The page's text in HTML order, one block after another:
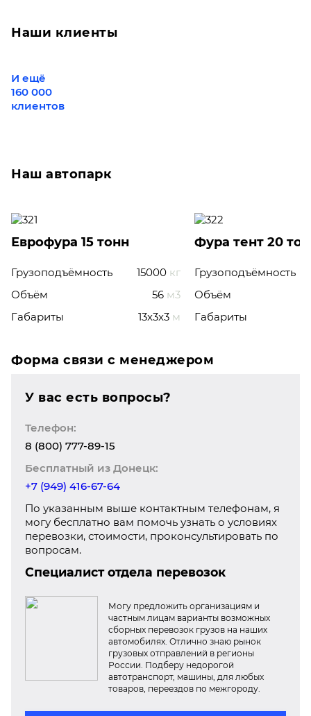
Наши клиенты
И ещё
160 000
клиентов
Наш автопарк
Еврофура 15 тонн
Грузоподъёмность 15000 кг
Объём
56 м3
Габариты
13x3x3 м
Фура тент 20
Грузоподъёмность
Объём
Габариты
Форма связи с менеджером
У вас есть вопросы?
Телефон:
8 (800) 777-89-15
Бесплатный из Донецк:
+7 (949) 416-67-64
По указанным выше контактным телефонам, я
могу бесплатно вам помочь узнать о условиях
перевозки, стоимости, проконсультировать по
вопросам.
Специалист отдела перевозок
Могу предложить организациям и
частным лицам варианты возможных
сборных перевозок грузов на наших
автомобилях. Отлично знаю рынок
грузовых отправлений в регионы
России. Подберу недорогой
автотранспорт, машины, для любых
товаров, переездов по межгороду.